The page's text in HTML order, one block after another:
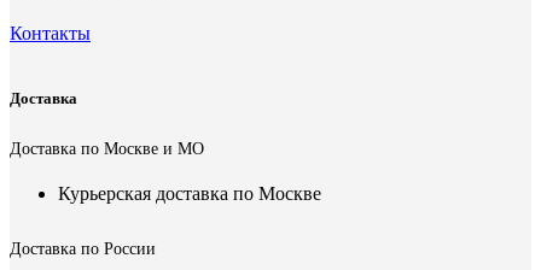
Контакты
Доставка
Доставка по Москве и МО
Курьерская доставка по Москве
Доставка по России